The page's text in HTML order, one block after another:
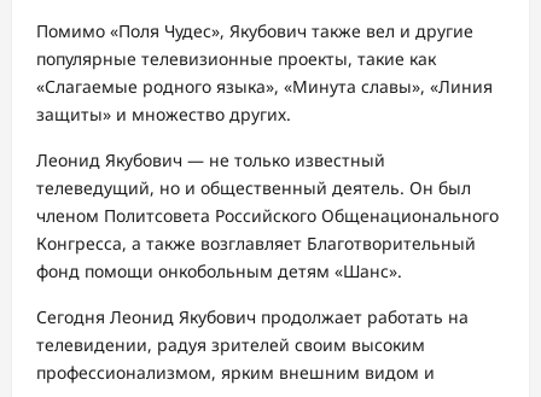
Помимо «Поля Чудес», Якубович также вел и другие
популярные телевизионные проекты, такие как
«Слагаемые родного языка», «Минута славы», «Линия
защиты» и множество других.
Леонид Якубович — не только известный
телеведущий, но и общественный деятель. Он был
членом Политсовета Российского Общенационального
Конгресса, а также возглавляет Благотворительный
фонд помощи онкобольным детям «Шанс».
Сегодня Леонид Якубович продолжает работать на
телевидении, радуя зрителей своим высоким
профессионализмом, ярким внешним видом и